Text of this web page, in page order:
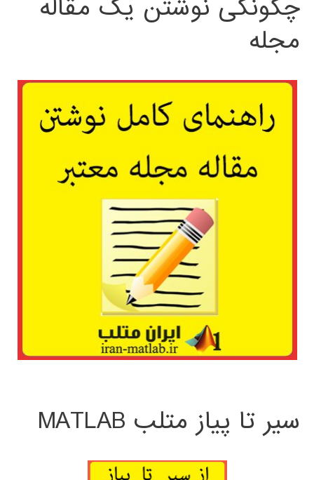
چگونگی نوشتن یک مقاله
مجله
سیر تا پیاز متلب MATLAB